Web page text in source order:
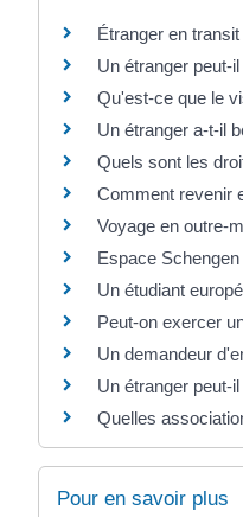
Étranger en
Un étranger peut-
Qu'est-ce que le
Un étranger a-t-il
Quels sont les
Comment revenir
Voyage en outre-
Espace
Un étudiant
Peut-on exercer
Un demandeur
Un étranger peut-
Quelles
Pour en savoir plus